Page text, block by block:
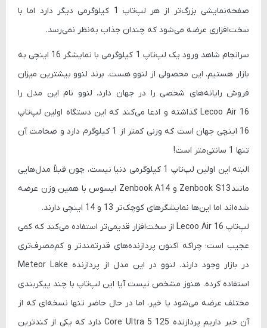
صفحه‌نمایشی بزرگ‌تر از هر لپ‌تاپ 1 کیلوگرمی دیگر دارد اما با
سخت‌افزاری عرضه می‌شود که چندان جذاب به‌نظر نمی‌رسد.
سرانجام شاهد ورود یک لپ‌تاپ 1 کیلوگرمی با نمایشگر 16 اینچی به
بازار هستیم. این محصولی از لنوو هست. برند لنوو بیشترین میزان
فروش رایانه‌های شخصی را در جهان دارد. لنوو نام این مدل را
Lecoo Air 16گذاشته و ادعا می‌کند که این دستگاه اولین لپ‌تاپ
16 اینچی جهان است که وزنی کمتر از 1 کیلوگرم دارد و ضخامت آن
تنها 1 سانتی‌متر است!
البته این اولین لپ‌تاپ 1 کیلوگرمی دنیا نیست، چون قبلاً مدل‌هایی
مانند
و Zenbook A14
ایسوس با همین وزن عرضه
شده‌اند اما این‌ها نمایشگرهای کوچک‌تر 13 و 14 اینچی دارند.
لپ‌تاپ Lecoo Air 16
از سخت‌افزار قدیمی‌تر استفاده می‌کند که کمی
عجیب است؛ چراکه اکنون پردازنده‌های قدرتمندتر و کم‌مصرف‌تری
در بازار وجود دارند. لنوو در این مدل از پردازنده Meteor Lake
استفاده کرده. هنوز مشخص نیست آیا این لپ‌تاپ با چند پیکربندی
مختلف عرضه می‌شود یا خیر، اما در حال حاضر تنها نسخه‌ای که از
آن خبر داریم پردازنده Core Ultra 5 125دارد که یکی از کندترین